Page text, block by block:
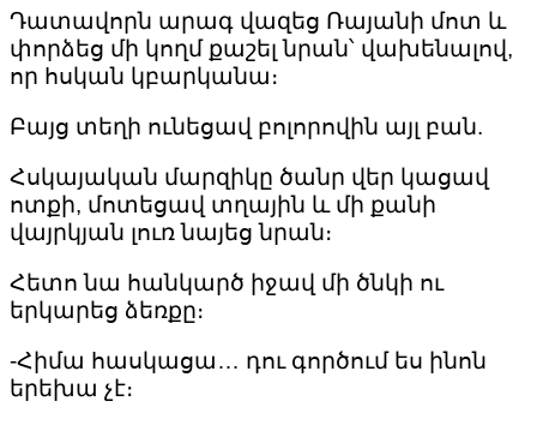
Դատավորն արագ վազեց Ռայանի մոտ և
փորձեց մի կողմ քաշել նրան՝ վախենալով,
որ հսկան կբարկանա։
Բայց տեղի ունեցավ բոլորովին այլ բան.
Հսկայական մարզիկը ծանր վեր կացավ
ոտքի, մոտեցավ տղային և մի քանի
վայրկյան լուռ նայեց նրան։
Հետո նա հանկարծ իջավ մի ծնկի ու
երկարեց ձեռքը։
-Հիմա հասկացա… դու գործում ես ինոն
երեխա չէ։